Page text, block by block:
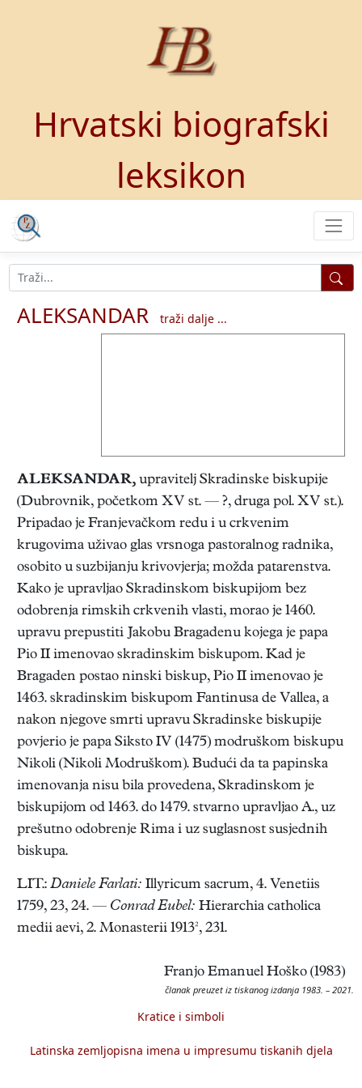
Hrvatski biografski
leksikon
ALEKSANDAR traži dalje ...
ALEKSANDAR, upravitelj Skradinske biskupije
(Dubrovnik, početkom XV st. — ?, druga pol. XV st.).
Pripadao je Franjevačkom redu i u crkvenim
krugovima uživao glas vrsnoga pastoralnog radnika,
osobito u suzbijanju krivovjerja; možda patarenstva.
Kako je upravljao Skradinskom biskupijom bez
odobrenja rimskih crkvenih vlasti, morao je 1460.
upravu prepustiti Jakobu Bragadenu kojega je papa
Pio II imenovao skradinskim biskupom. Kad je
Bragaden postao ninski biskup, Pio II imenovao je
1463. skradinskim biskupom Fantinusa de Vallea, a
nakon njegove smrti upravu Skradinske biskupije
povjerio je papa Siksto IV (1475) modruškom biskupu
Nikoli (Nikoli Modruškom). Budući da ta papinska
imenovanja nisu bila provedena, Skradinskom je
biskupijom od 1463. do 1479. stvarno upravljao A., uz
prešutno odobrenje Rima i uz suglasnost susjednih
biskupa.
LIT.: Daniele Farlati: Illyricum sacrum, 4. Venetiis
1759, 23, 24. — Conrad Eubel: Hierarchia catholica
medii aevi, 2. Monasterii 1913², 231.
Franjo Emanuel Hoško (1983)
članak preuzet iz tiskanog izdanja 1983. – 2021.
Kratice i simboli
Latinska zemljopisna imena u impresumu tiskanih djela